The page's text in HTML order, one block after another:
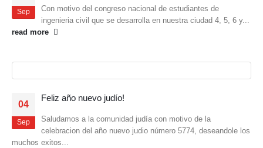
Sep
Con motivo del congreso nacional de estudiantes de
ingenieria civil que se desarrolla en nuestra ciudad 4, 5, 6 y...
read more
04
Sep
Feliz año nuevo judío!
Saludamos a la comunidad judía con motivo de la
celebracion del año nuevo judio número 5774, deseandole los
muchos exitos...